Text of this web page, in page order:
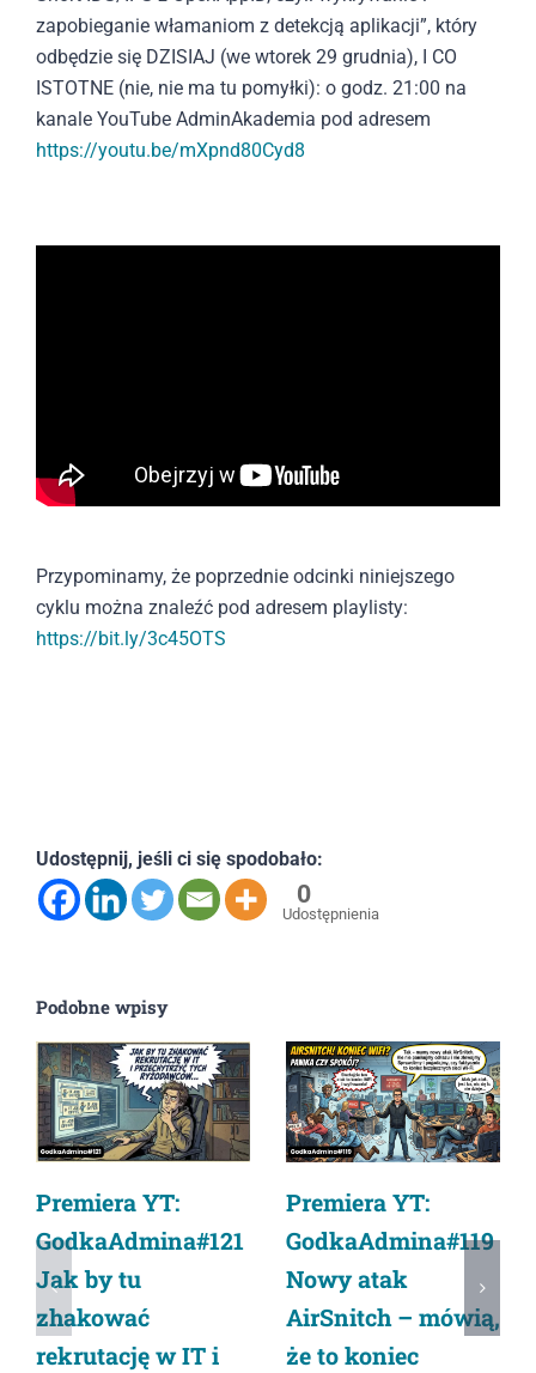
zapobieganie włamaniom z detekcją aplikacji”, który
odbędzie się DZISIAJ (we wtorek 29 grudnia), I CO
ISTOTNE (nie, nie ma tu pomyłki): o godz. 21:00 na
kanale YouTube AdminAkademia pod adresem
https://youtu.be/mXpnd80Cyd8
Przypominamy, że poprzednie odcinki niniejszego
cyklu można znaleźć pod adresem playlisty:
https://bit.ly/3c45OTS
Udostępnij, jeśli ci się spodobało:
0
Udostępnienia
Podobne wpisy
Premiera YT:
GodkaAdmina#121
Jak by tu
zhakować
rekrutację w IT i
Premiera YT:
GodkaAdmina#119
Nowy atak
AirSnitch – mówią,
że to koniec